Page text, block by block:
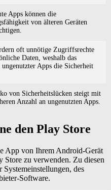
Apps können die
von älteren Geräten
oft unnötige Zugriffsrechte
Daten, weshalb das
ungenutzter Apps die Sicherheit
von Sicherheitslücken steigt mit
Anzahl an ungenutzten Apps.
den Play Store
App von Ihrem Android-Gerät
Store zu verwenden. Zu diesen
des
Software.